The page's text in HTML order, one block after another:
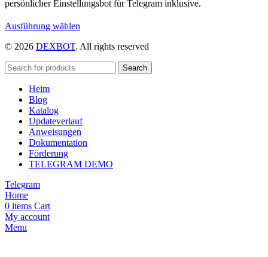
persönlicher Einstellungsbot für Telegram inklusive.
Ausführung wählen
weist
auf
der
Produktseite
werden
© 2026 DEXBOT. All rights reserved
Search
Heim
Blog
Katalog
Updateverlauf
Anweisungen
Dokumentation
Förderung
TELEGRAM DEMO
Telegram
Home
0 items Cart
My account
Menu